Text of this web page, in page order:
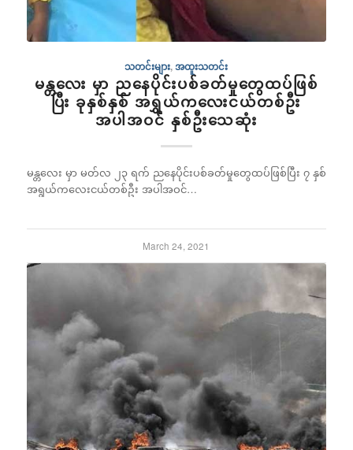
သတင်းများ,အထူးသတင်း
မန္တလေး မှာ ညနေပိုင်းပစ်ခတ်မှုတွေထပ်ဖြစ်
ပြီး ခုနှစ်နှစ် အရွှယ်ကလေးငယ်တစ်ဦး
အပါအဝင် နှစ်ဦးသေဆုံး
မန္တလေး မှာ မတ်လ ၂၃ ရက် ညနေပိုင်းပစ်ခတ်မှုတွေထပ်ဖြစ်ပြီး ၇ နှစ်
အရွယ်ကလေးငယ်တစ်ဦး အပါအဝင်…
March 24, 2021